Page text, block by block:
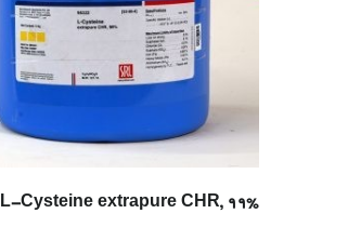
L-Cysteine extrapure CHR, 99%